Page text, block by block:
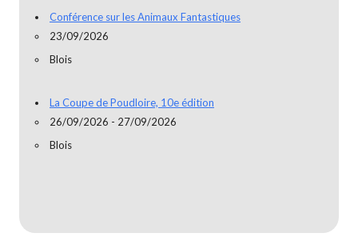
Conférence sur les Animaux Fantastiques
23/09/2026
Blois
La Coupe de Poudloire, 10e édition
26/09/2026 - 27/09/2026
Blois